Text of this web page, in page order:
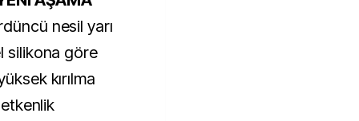
nesil yarı
silikona göre
kırılma